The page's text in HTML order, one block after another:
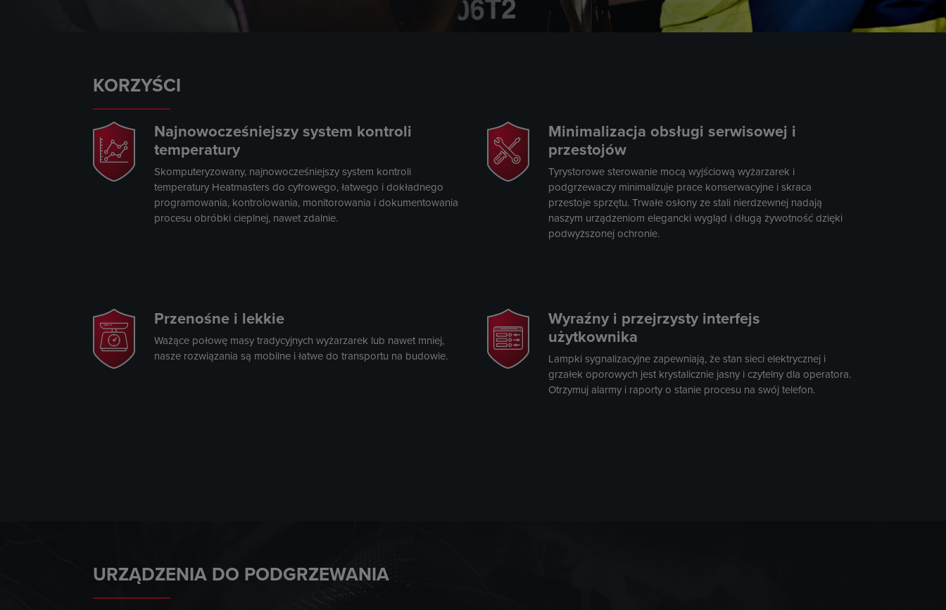
KORZYŚCI
Najnowocześniejszy system kontroli
temperatury
Skomputeryzowany, najnowocześniejszy system kontroli
temperatury Heatmasters do cyfrowego, łatwego i dokładnego
programowania, kontrolowania, monitorowania i dokumentowania
procesu obróbki cieplnej, nawet zdalnie.
Minimalizacja obsługi serwisowej i
przestojów
Tyrystorowe sterowanie mocą wyjściową wyżarzarek i
podgrzewaczy minimalizuje prace konserwacyjne i skraca
przestoje sprzętu. Trwałe osłony ze stali nierdzewnej nadają
naszym urządzeniom elegancki wygląd i długą żywotność dzięki
podwyższonej ochronie.
Przenośne i lekkie
Ważące połowę masy tradycyjnych wyżarzarek lub nawet mniej,
nasze rozwiązania są mobilne i łatwe do transportu na budowie.
Wyraźny i przejrzysty interfejs
użytkownika
Lampki sygnalizacyjne zapewniają, że stan sieci elektrycznej i
grzałek oporowych jest krystalicznie jasny i czytelny dla operatora.
Otrzymuj alarmy i raporty o stanie procesu na swój telefon.
URZĄDZENIA DO PODGRZEWANIA